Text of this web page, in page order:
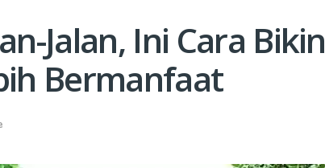
Jalan, Ini Cara Bikin
Bermanfaat